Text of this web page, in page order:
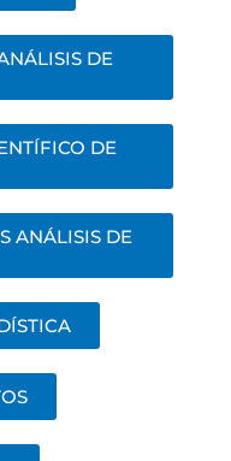
DE
DE
ANÁLISIS DE